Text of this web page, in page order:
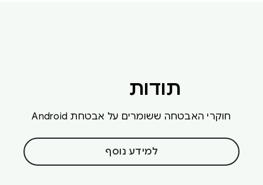
תודות
חוקרי האבטחה ששומרים על אבטחת Android
למידע נוסף